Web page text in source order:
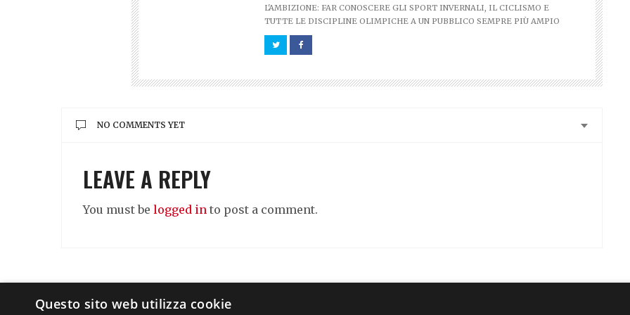
L'AMBIZIONE: FAR CONOSCERE GLI SPORT INVERNALI, IL CICLISMO E
TUTTE LE DISCIPLINE OLIMPICHE A UN PUBBLICO SEMPRE PIÙ AMPIO
NO COMMENTS YET
LEAVE A REPLY
You must be logged in to post a comment.
Questo sito web utilizza cookie